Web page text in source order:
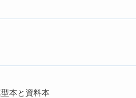
本と資料本